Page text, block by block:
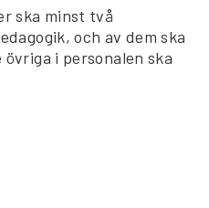
ska minst två
och av dem ska
i personalen ska